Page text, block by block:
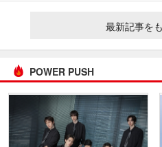
最新記事を
POWER PUSH